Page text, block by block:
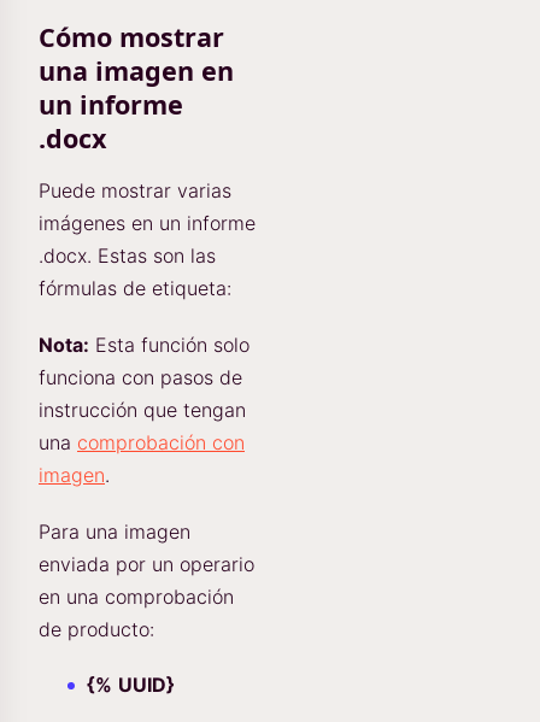
Cómo mostrar
una imagen en
un informe
.docx
Puede mostrar varias
imágenes en un informe
.docx. Estas son las
fórmulas de etiqueta:
Nota: Esta función solo
funciona con pasos de
instrucción que tengan
una comprobación con
imagen.
Para una imagen
enviada por un operario
en una comprobación
de producto:
{% UUID}